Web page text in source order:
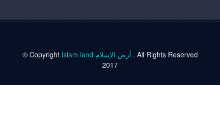
© Copyright Islam land أرض الإسلام . All Rights Reserved
2017